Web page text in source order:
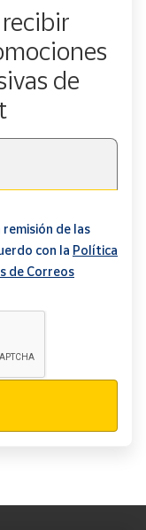
de
de las
con la Política
de Correos